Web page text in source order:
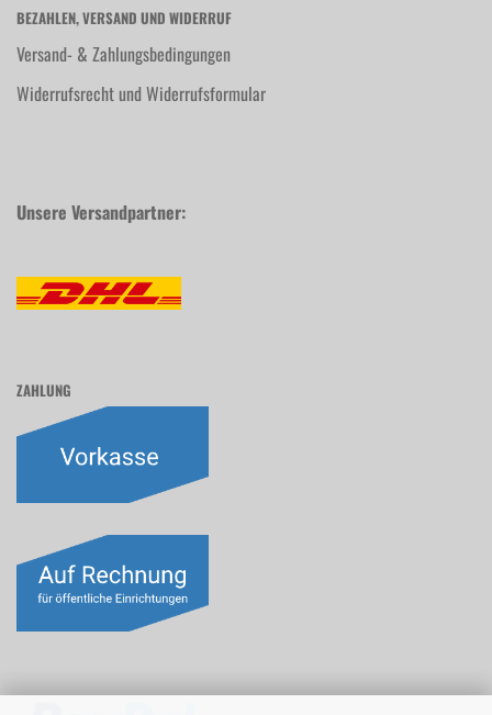
BEZAHLEN, VERSAND UND WIDERRUF
Versand- & Zahlungsbedingungen
Widerrufsrecht und Widerrufsformular
Unsere Versandpartner:
ZAHLUNG